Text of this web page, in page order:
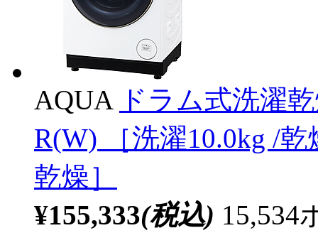
AQUA ドラム式洗濯
R(W) ［洗濯10.0kg /
乾燥］
¥155,333(税込) 15,534